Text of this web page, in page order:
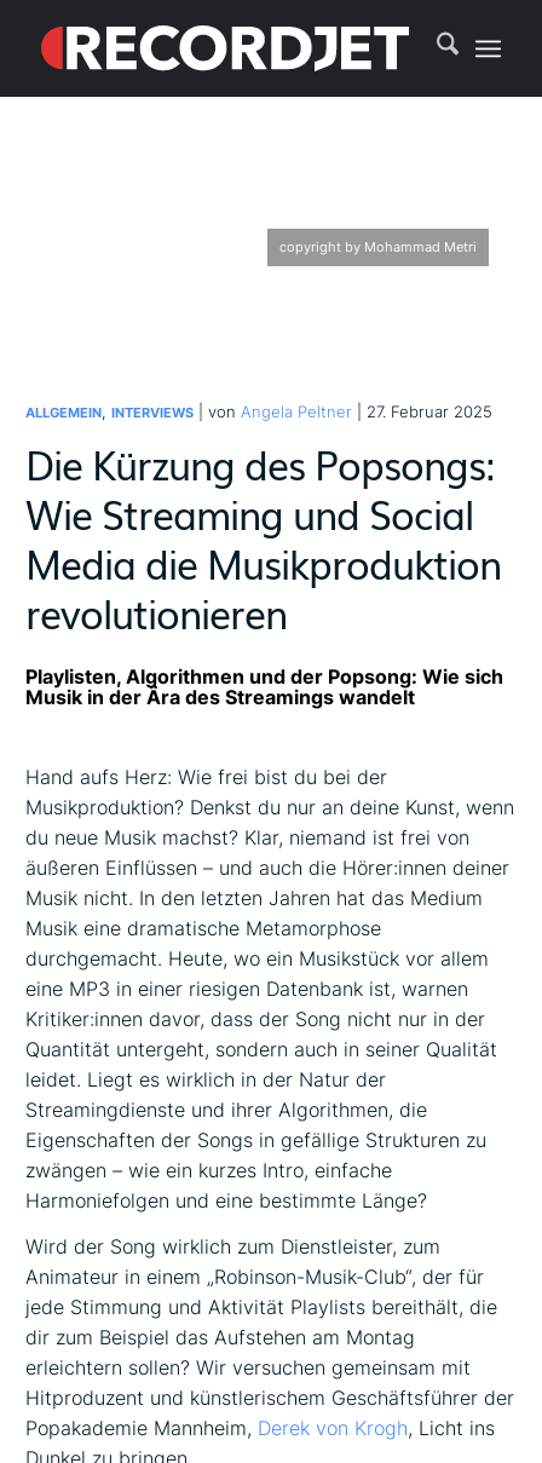
copyright by Mohammad Metri
ALLGEMEIN,INTERVIEWS | von Angela Peltner | 27. Februar 2025
Die Kürzung des Popsongs:
Wie Streaming und Social
Media die Musikproduktion
revolutionieren
Playlisten, Algorithmen und der Popsong: Wie sich
Musik in der Ära des Streamings wandelt
Hand aufs Herz: Wie frei bist du bei der
Musikproduktion? Denkst du nur an deine Kunst, wenn
du neue Musik machst? Klar, niemand ist frei von
äußeren Einflüssen – und auch die Hörer:innen deiner
Musik nicht. In den letzten Jahren hat das Medium
Musik eine dramatische Metamorphose
durchgemacht. Heute, wo ein Musikstück vor allem
eine MP3 in einer riesigen Datenbank ist, warnen
Kritiker:innen davor, dass der Song nicht nur in der
Quantität untergeht, sondern auch in seiner Qualität
leidet. Liegt es wirklich in der Natur der
Streamingdienste und ihrer Algorithmen, die
Eigenschaften der Songs in gefällige Strukturen zu
zwängen – wie ein kurzes Intro, einfache
Harmoniefolgen und eine bestimmte Länge?
Wird der Song wirklich zum Dienstleister, zum
Animateur in einem „Robinson-Musik-Club“, der für
jede Stimmung und Aktivität Playlists bereithält, die
dir zum Beispiel das Aufstehen am Montag
erleichtern sollen? Wir versuchen gemeinsam mit
Hitproduzent und künstlerischem Geschäftsführer der
Popakademie Mannheim, Derek von Krogh, Licht ins